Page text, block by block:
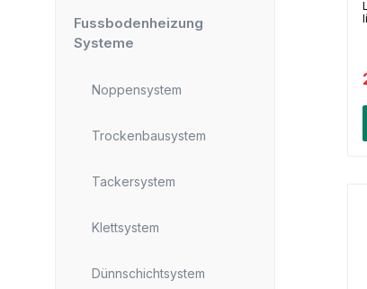
Fussbodenheizung
Systeme
Noppensystem
Trockenbausystem
Tackersystem
Klettsystem
Dünnschichtsystem